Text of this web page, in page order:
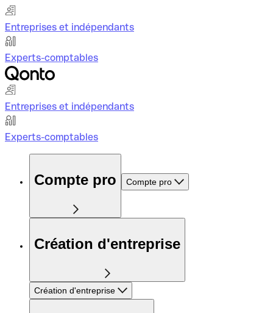
Entreprises et indépendants
Experts-comptables
Entreprises et indépendants
Experts-comptables
Compte pro Compte pro
Création d'entreprise
Création d'entreprise